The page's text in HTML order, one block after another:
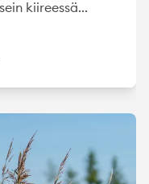
kiireessä...